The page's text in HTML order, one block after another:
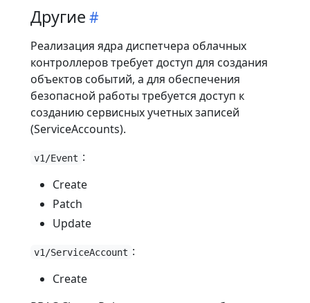
Другие
Реализация ядра диспетчера облачных
контроллеров требует доступ для создания
объектов событий, а для обеспечения
безопасной работы требуется доступ к
созданию сервисных учетных записей
(ServiceAccounts).
v1/Event :
Create
Patch
Update
v1/ServiceAccount :
Create